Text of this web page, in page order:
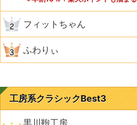
フィットちゃん
ふわりぃ
工房系クラシックBest3
黒川鞄工房